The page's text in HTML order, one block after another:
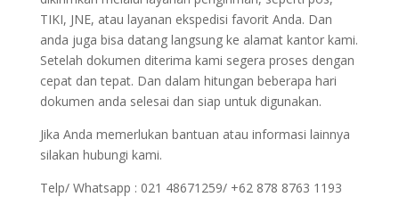
TIKI, JNE, atau layanan ekspedisi favorit Anda. Dan
anda juga bisa datang langsung ke alamat kantor kami.
Setelah dokumen diterima kami segera proses dengan
cepat dan tepat. Dan dalam hitungan beberapa hari
dokumen anda selesai dan siap untuk digunakan.
Jika Anda memerlukan bantuan atau informasi lainnya
silakan hubungi kami.
Telp/ Whatsapp : 021 48671259/ +62 878 8763 1193